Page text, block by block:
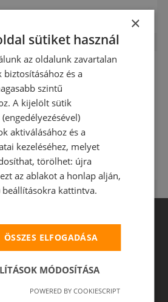
nyújtunk a felméréstől
×
sütiket használ
az oldalunk zavartalan
biztosításához és a
szintű
A kijelölt sütik
aktiválásához és a
kezeléséhez, melyet
törölhet: újra
az ablakot a honlap alján,
beállításokra kattintva.
ÖSSZES ELFOGADÁSA
MÓDOSÍTÁSA
POWERED BY COOKIESCRIPT